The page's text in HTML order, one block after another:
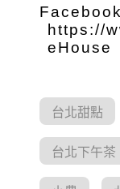
https://
eHouse
台北甜點
台北下午茶